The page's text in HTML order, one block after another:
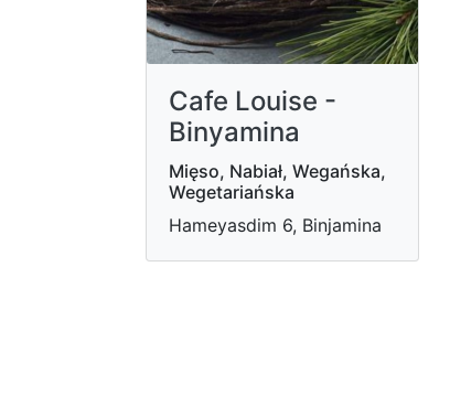
Cafe Louise -
Binyamina
Mięso, Nabiał, Wegańska,
Wegetariańska
Hameyasdim 6, Binjamina